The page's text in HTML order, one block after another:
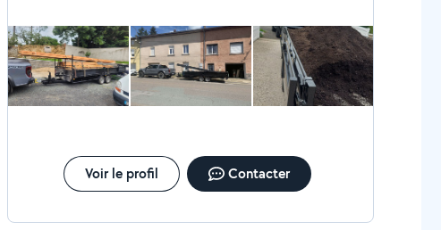
Voir le profil Contacter